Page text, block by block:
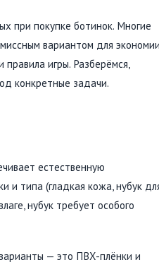
при покупке ботинок. Многие
вариантом для
игры. Разберёмся,
конкретные задачи.
естественную
и типа (гладкая кожа, нубук
нубук требует особого
— это ПВХ-плёнки и